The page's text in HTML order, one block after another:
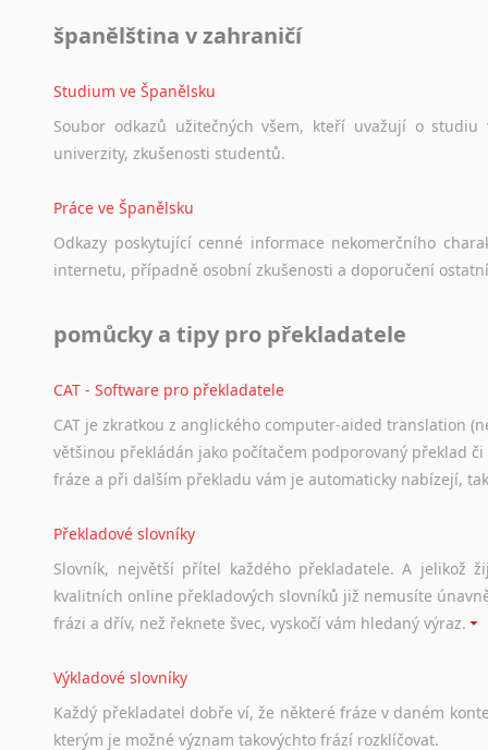
španělština v zahraničí
Studium ve Španělsku
Soubor odkazů užitečných všem, kteří uvažují o studiu
univerzity, zkušenosti studentů.
Práce ve Španělsku
Odkazy poskytující cenné informace nekomerčního
internetu, případně osobní zkušenosti a doporučení
pomůcky a tipy pro překladatele
CAT - Software pro překladatele
CAT je zkratkou z anglického computer-aided translation
většinou překládán jako počítačem podporovaný překlad
fráze a při dalším překladu vám je automaticky nabízejí,
Překladové slovníky
Slovník, největší přítel každého překladatele. A jelikož
kvalitních online překladových slovníků již nemusíte
frázi a dřív, než řeknete švec, vyskočí vám hledaný výraz.
Výkladové slovníky
Každý překladatel dobře ví, že některé fráze v daném
kterým je možné význam takovýchto frází rozklíčovat.